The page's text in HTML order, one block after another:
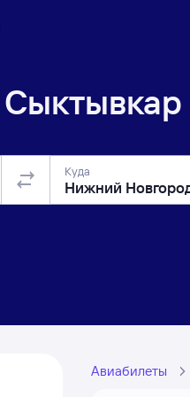
Сыктывкар
Куда
Авиабилеты